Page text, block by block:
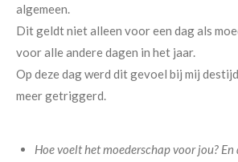
algemeen.
Dit geldt niet alleen voor een dag als
voor alle andere dagen in het jaar.
Op deze dag werd dit gevoel bij mij
meer getriggerd.
Hoe voelt het moederschap voor jou?